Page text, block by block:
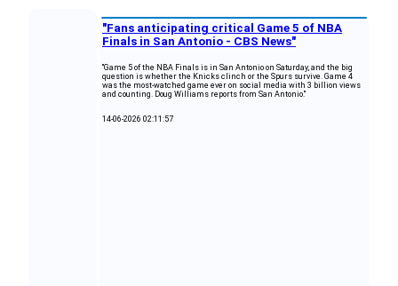
"Fans anticipating critical Game 5 of NBA
Finals in San Antonio - CBS News"
"Game 5 of the NBA Finals is in San Antonio on Saturday, and the big
question is whether the Knicks clinch or the Spurs survive. Game 4
was the most-watched game ever on social media with 3 billion views
and counting. Doug Williams reports from San Antonio."
14-06-2026 02:11:57